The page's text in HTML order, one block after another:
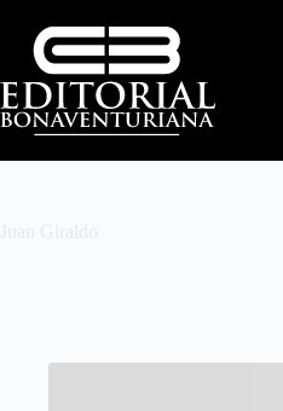
Juan Giraldo